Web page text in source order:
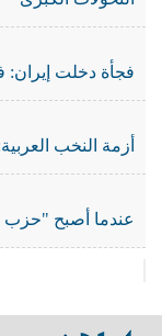
فجأة دخلت إيران:
أزمة النخب
عندما أصبح "حزب